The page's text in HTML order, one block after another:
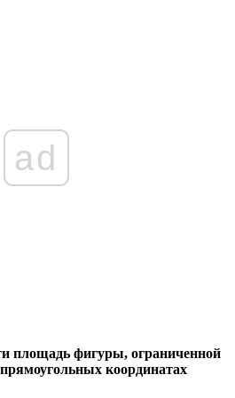
ad
площадь фигуры, ограниченной
координатах